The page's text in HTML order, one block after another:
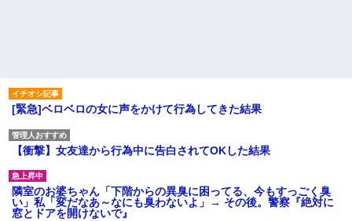
[緊急]ベロベロの女に声をかけて行為してきた結果
【衝撃】女友達から行為中に告白されてOKした結果
隣室のお婆ちゃん「下階からの異臭に困ってる、今もすっごく臭
い」私「変だなあ～なにも臭わないよ」→ その後。警察『絶対に
窓とドアを開けないで』